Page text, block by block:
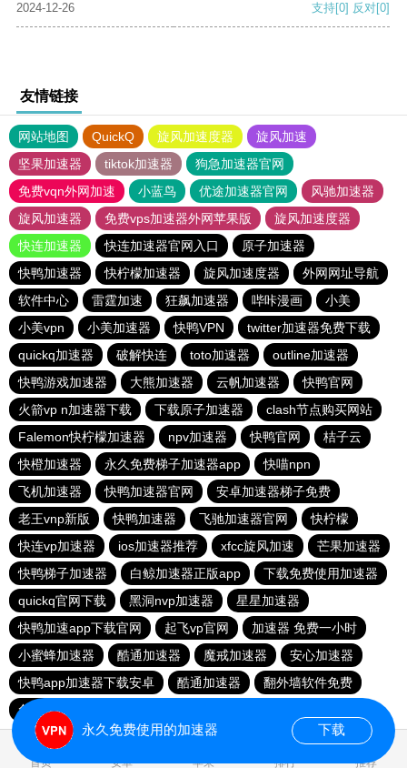
2024-12-26 支持[0] 反对[0]
友情链接
网站地图 QuickQ 旋风加速度器
旋风加速
坚果加速器
tiktok加速器
狗急加速器官网
免费vqn外网加速
小蓝鸟 优途加速器官网
风驰加速器
旋风加速器
免费vps加速器外网苹果版
旋风加速度器
快连加速器
快连加速器官网入口
原子加速器
快鸭加速器
快柠檬加速器 旋风加速度器
外网网址导航
软件中心
雷霆加速 狂飙加速器 哔咔漫画
小美
小美vpn
小美加速器 快鸭VPN
twitter加速器免费下载
quickq加速器
破解快连 toto加速器
outline加速器
快鸭游戏加速器
大熊加速器 云帆加速器
快鸭官网
火箭vp n加速器下载
下载原子加速器
clash节点购买网站
Falemon快柠檬加速器
npv加速器 快鸭官网
桔子云
快橙加速器
永久免费梯子加速器app
快喵npn
飞机加速器
快鸭加速器官网
安卓加速器梯子免费
老王vnp新版
快鸭加速器 飞驰加速器官网
快柠檬
快连vp加速器
ios加速器推荐 xfcc旋风加速
芒果加速器
快鸭梯子加速器
白鲸加速器正版app
下载免费使用加速器
quickq官网下载
黑洞nvp加速器
星星加速器
快鸭加速app下载官网
起飞vp官网
加速器 免费一小时
小蜜蜂加速器
酷通加速器 魔戒加速器
安心加速器
快鸭app加速器下载安卓
酷通加速器
翻外墙软件免费
免费跨墙软件
首页 安卓 苹果 排行 推荐
永久免费使用的加速器 下载
0.016787s